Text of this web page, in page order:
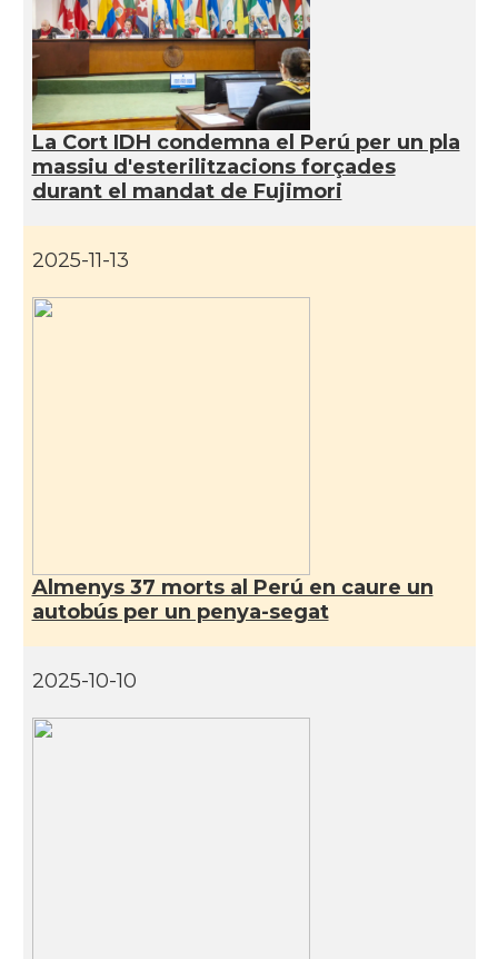
La Cort IDH condemna el Perú per un pla
massiu d'esterilitzacions forçades
durant el mandat de Fujimori
2025-11-13
Almenys 37 morts al Perú en caure un
autobús per un penya-segat
2025-10-10